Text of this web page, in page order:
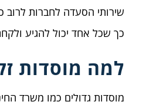
שירותי הסעדה לחברות
כך שכל אחד יכול להגיע
למה מוסדות
מוסדות גדולים כמו משרד